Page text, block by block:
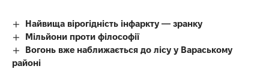
Найвища вірогідність інфаркту — зранку
Мільйони проти філософії
Вогонь вже наближається до лісу у Вараському
районі